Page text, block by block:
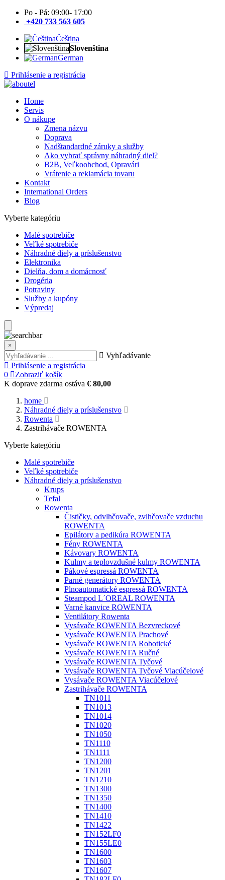
Po - Pá: 09:00- 17:00
+420 733 563 605
Čeština
Slovenština
German
Prihlásenie a registrácia
Home
Servis
O nákupe
Zmena názvu
Doprava
Nadštandardné záruky a služby
Ako vybrať správny náhradný diel?
B2B, Veľkoobchod, Opravári
Vrátenie a reklamácia tovaru
Kontakt
International Orders
Blog
Vyberte kategóriu
Malé spotrebiče
Veľké spotrebiče
Náhradné diely a príslušenstvo
Elektronika
Dielňa, dom a domácnosť
Drogéria
Potraviny
Služby a kupóny
Výpredaj
×
Vyhľadávanie
Prihlásenie a registrácia
0
Zobraziť košík
K doprave zdarma ostáva € 80,00
home
Náhradné diely a príslušenstvo
Rowenta
Zastrihávače ROWENTA
Vyberte kategóriu
Malé spotrebiče
Veľké spotrebiče
Náhradné diely a príslušenstvo
Krups
Tefal
Rowenta
Čističky, odvlhčovače, zvlhčovače vzduchu
ROWENTA
Epilátory a pedikúra ROWENTA
Fény ROWENTA
Kávovary ROWENTA
Kulmy a teplovzdušné kulmy ROWENTA
Pákové espressá ROWENTA
Parné generátory ROWENTA
Plnoautomatické espressá ROWENTA
Steampod L´OREAL ROWENTA
Varné kanvice ROWENTA
Ventilátory Rowenta
Vysávače ROWENTA Bezvreckové
Vysávače ROWENTA Prachové
Vysávače ROWENTA Robotické
Vysávače ROWENTA Ručné
Vysávače ROWENTA Tyčové
Vysávače ROWENTA Tyčové Viacúčelové
Vysávače ROWENTA Viacúčelové
Zastrihávače ROWENTA
TN1011
TN1013
TN1014
TN1020
TN1050
TN1110
TN1111
TN1200
TN1201
TN1210
TN1300
TN1350
TN1400
TN1410
TN1422
TN152LF0
TN155LE0
TN1600
TN1603
TN1607